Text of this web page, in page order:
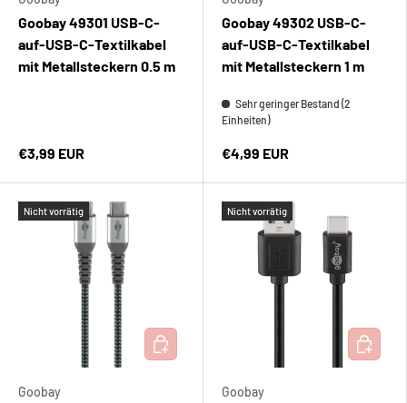
Goobay 49301 USB-C-
auf-USB-C-Textilkabel
mit Metallsteckern 0.5 m
€3,99 EUR
Goobay 49302 USB-C-
auf-USB-C-Textilkabel
mit Metallsteckern 1 m
Sehr geringer Bestand (2
Einheiten)
€4,99 EUR
Nicht vorrätig
Goobay
IN DEN WARENKORB
Nicht vorrätig
Goobay
IN DEN